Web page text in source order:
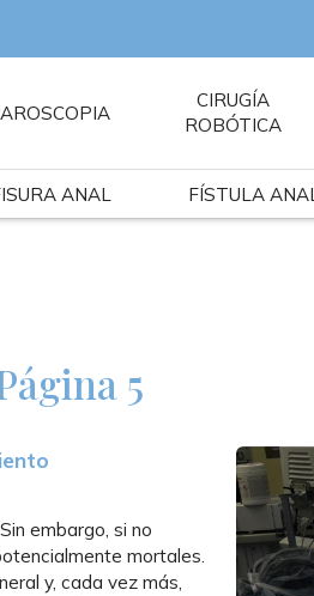
CIRUGÍA
ROBÓTICA
ANAL FÍSTULA ANAL
5
embargo, si no
mortales.
y, cada vez más,